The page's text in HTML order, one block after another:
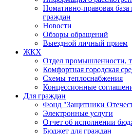
Номативно-правовая
граждан
Новости
Обзоры обращений
Выездной личный прием
ЖКХ
Отдел промышленности,
Комфортная городская
Схемы теплоснабжения
Концессионные
Для граждан
Фонд "Защитники
Электронные услуги
Отчет об исполнении
Бюджет для граждан